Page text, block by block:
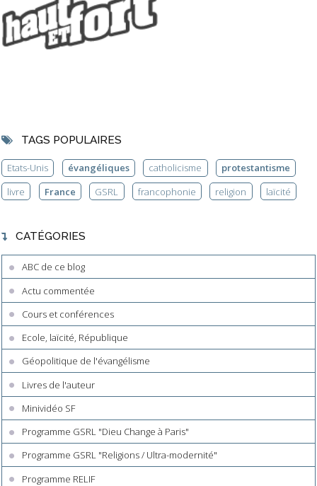
TAGS POPULAIRES
Etats-Unis évangéliques catholicisme
protestantisme
livre
France GSRL francophonie religion laïcité
CATÉGORIES
ABC de ce blog
Actu commentée
Cours et conférences
Ecole, laïcité, République
Géopolitique de l'évangélisme
Livres de l'auteur
Minividéo SF
Programme GSRL "Dieu Change à Paris"
Programme GSRL "Religions / Ultra-modernité"
Programme RELIF